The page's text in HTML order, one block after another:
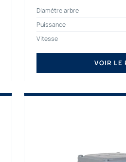
Diamètre arbre
Puissance
Vitesse
VOIR LE